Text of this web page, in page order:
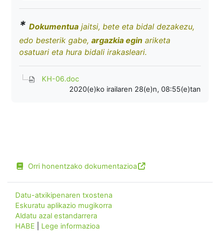
* Dokumentua jaitsi, bete eta bidal dezakezu,
edo besterik gabe, argazkia egin ariketa
osatuari eta hura bidali irakasleari.
KH-06.doc
2020(e)ko irailaren 28(e)n, 08:55(e)tan
Orri honentzako dokumentazioa
Datu-atxikipenaren txostena
Eskuratu aplikazio mugikorra
Aldatu azal estandarrera
HABE
Lege informazioa